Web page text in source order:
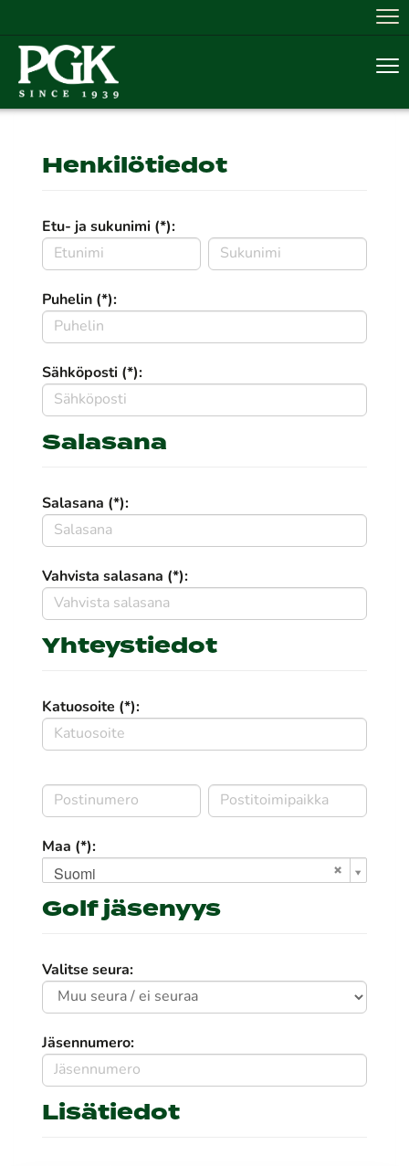
Henkilötiedot
Etu- ja sukunimi (*):
Puhelin (*):
Sähköposti (*):
Salasana
Salasana (*):
Vahvista salasana (*):
Yhteystiedot
Katuosoite (*):
Maa (*):
Suomi
Golf jäsenyys
Valitse seura:
Jäsennumero:
Lisätiedot